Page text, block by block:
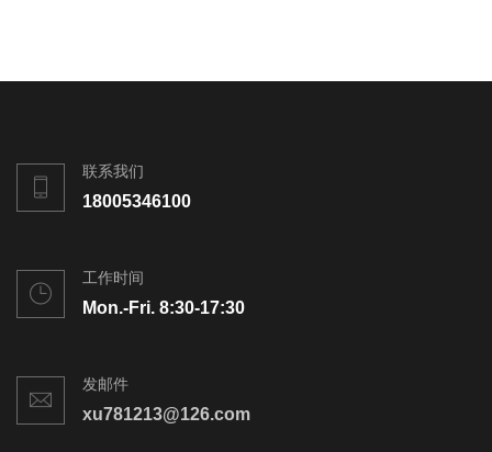
联系我们
18005346100
工作时间
Mon.-Fri. 8:30-17:30
发邮件
xu781213@126.com